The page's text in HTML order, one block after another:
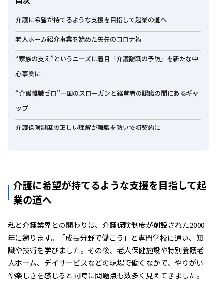
介護に希望が持てるような支援を目指して起業の道へ
老人ホーム紹介事業を始めた矢先のコロナ禍
“家族の支え”というニーズに着目「介護離職の予防」を新たな中
心事業に
“介護離職ゼロ”―国のスローガンと経営者の認識の間にあるギャ
ップ
介護保険制度の正しい理解が離職を防いで初契約に
介護に希望が持てるような支援を目指して起
業の道へ
私と介護業界との関わりは、介護保険制度が創設された2000
年に遡ります。「成長分野で働こう」と専門学校に通い、知
識や技術を学びました。その後、老人保健施設や特別養護老
人ホーム、デイサービスなどの現場で働くなかで、やりがい
や楽しさを感じると同時に問題点も数多く見えてきました。